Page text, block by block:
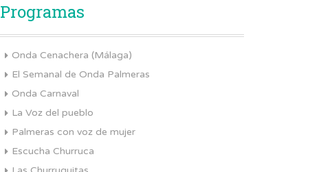
Programas
Onda Cenachera (Málaga)
El Semanal de Onda Palmeras
Onda Carnaval
La Voz del pueblo
Palmeras con voz de mujer
Escucha Churruca